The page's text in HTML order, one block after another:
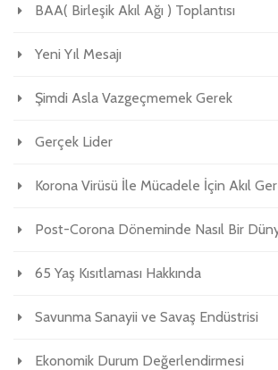
BAA( Birleşik Akıl Ağı ) Toplantısı
Yeni Yıl Mesajı
Şimdi Asla Vazgeçmemek Gerek
Gerçek Lider
Korona Virüsü İle Mücadele İçin Akıl
Post-Corona Döneminde Nasıl Bir
65 Yaş Kısıtlaması Hakkında
Savunma Sanayii ve Savaş Endüstrisi
Ekonomik Durum Değerlendirmesi